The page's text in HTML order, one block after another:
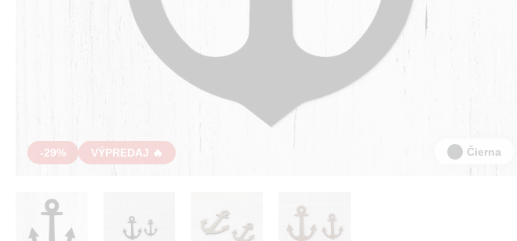
-29% VÝPREDAJ 🔥 Čierna